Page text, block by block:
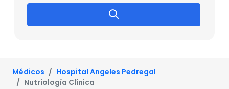
Médicos
Hospital Angeles Pedregal
Nutriología Clínica